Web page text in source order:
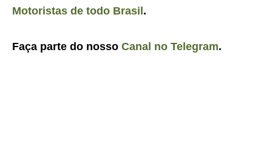
Motoristas de todo Brasil .
Faça parte do nosso Canal no Telegram.